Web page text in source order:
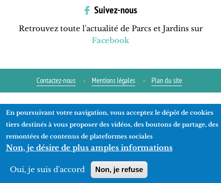
Suivez-nous
Retrouvez toute l'actualité de Parcs et Jardins sur
Facebook
Contactez-nous Mentions légales Plan du site
Réalisationads-COM
En poursuivant votre navigation, vous acceptez le dépôt de cookies
tiers destinés à vous proposer des vidéos, des boutons de partage, des
remontées de contenus de plateformes sociales
Non, je désire de plus amples informations
Oui, je suis d'accord Non, je refuse